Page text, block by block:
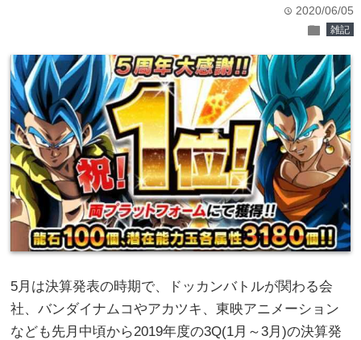
time 2020/06/05
folder 雑記
5月は決算発表の時期で、ドッカンバトルが関わる会
社、バンダイナムコやアカツキ、東映アニメーション
なども先月中頃から2019年度の3Q(1月～3月)の決算発